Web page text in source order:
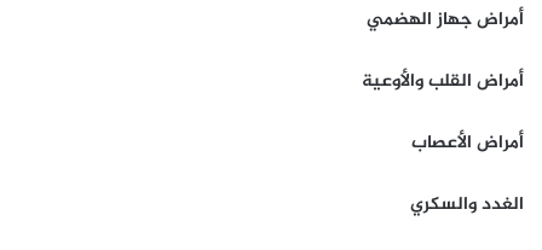
أمراض جهاز الهضمي
أمراض القلب والأوعية
أمراض الأعصاب
الغدد والسكري